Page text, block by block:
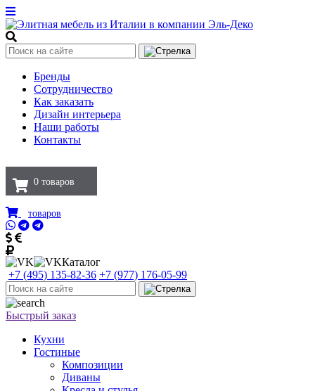
Бренды
Сотрудничество
Как заказать
Дизайн интерьера
Наши работы
Контакты
0 товаров
товаров
Каталог
+7 (495) 135-82-36 +7 (977) 176-05-99
Быстрый заказ
Кухни
Гостиные
Композиции
Диваны